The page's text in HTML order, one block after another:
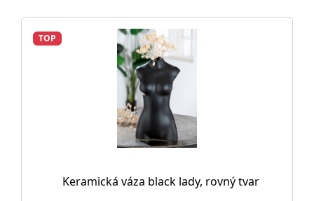
TOP
Keramická váza black lady, rovný tvar